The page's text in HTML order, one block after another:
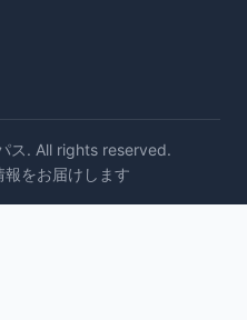
ス. All rights reserved.
をお届けします